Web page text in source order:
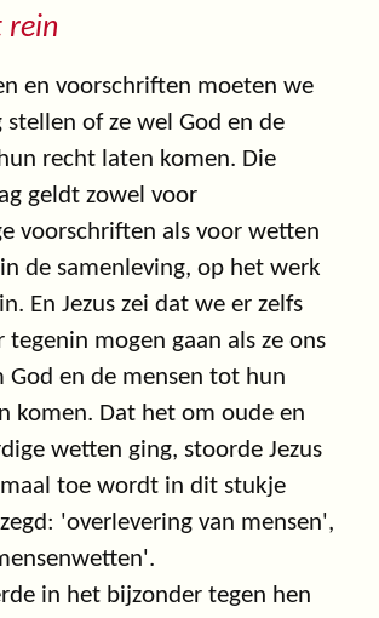
rein
en voorschriften moeten we
stellen of ze wel God en de
recht laten komen. Die
geldt zowel voor
voorschriften als voor wetten
de samenleving, op het werk
En Jezus zei dat we er zelfs
mogen gaan als ze ons
God en de mensen tot hun
komen. Dat het om oude en
wetten ging, stoorde Jezus
toe wordt in dit stukje
'overlevering van mensen',
in het bijzonder tegen hen